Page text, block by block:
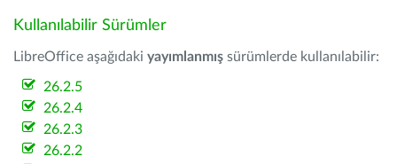
Kullanılabilir Sürümler
LibreOffice aşağıdaki yayımlanmış sürümlerde kullanılabilir:
26.2.5
26.2.4
26.2.3
26.2.2